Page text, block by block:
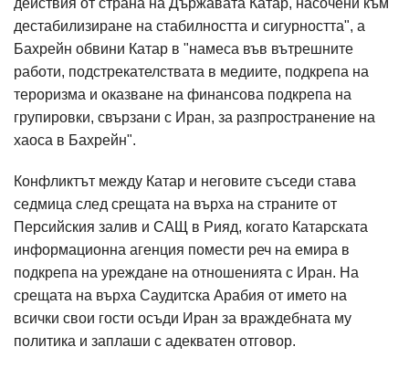
действия от страна на Държавата Катар, насочени към
дестабилизиране на стабилността и сигурността", а
Бахрейн обвини Катар в "намеса във вътрешните
работи, подстрекателствата в медиите, подкрепа на
тероризма и оказване на финансова подкрепа на
групировки, свързани с Иран, за разпространение на
хаоса в Бахрейн".
Конфликтът между Катар и неговите съседи става
седмица след срещата на върха на страните от
Персийския залив и САЩ в Рияд, когато Катарската
информационна агенция помести реч на емира в
подкрепа на уреждане на отношенията с Иран. На
срещата на върха Саудитска Арабия от името на
всички свои гости осъди Иран за враждебната му
политика и заплаши с адекватен отговор.